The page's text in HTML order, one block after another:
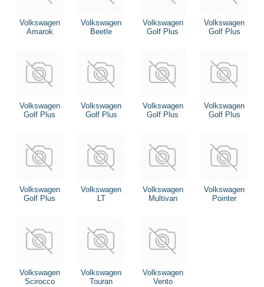
Volkswagen
Amarok
Volkswagen
Beetle
Volkswagen
Golf Plus
Volkswagen
Golf Plus
Volkswagen
Golf Plus
Volkswagen
Golf Plus
Volkswagen
Golf Plus
Volkswagen
Golf Plus
Volkswagen
Golf Plus
Volkswagen
LT
Volkswagen
Multivan
Volkswagen
Pointer
Volkswagen
Scirocco
Volkswagen
Touran
Volkswagen
Vento